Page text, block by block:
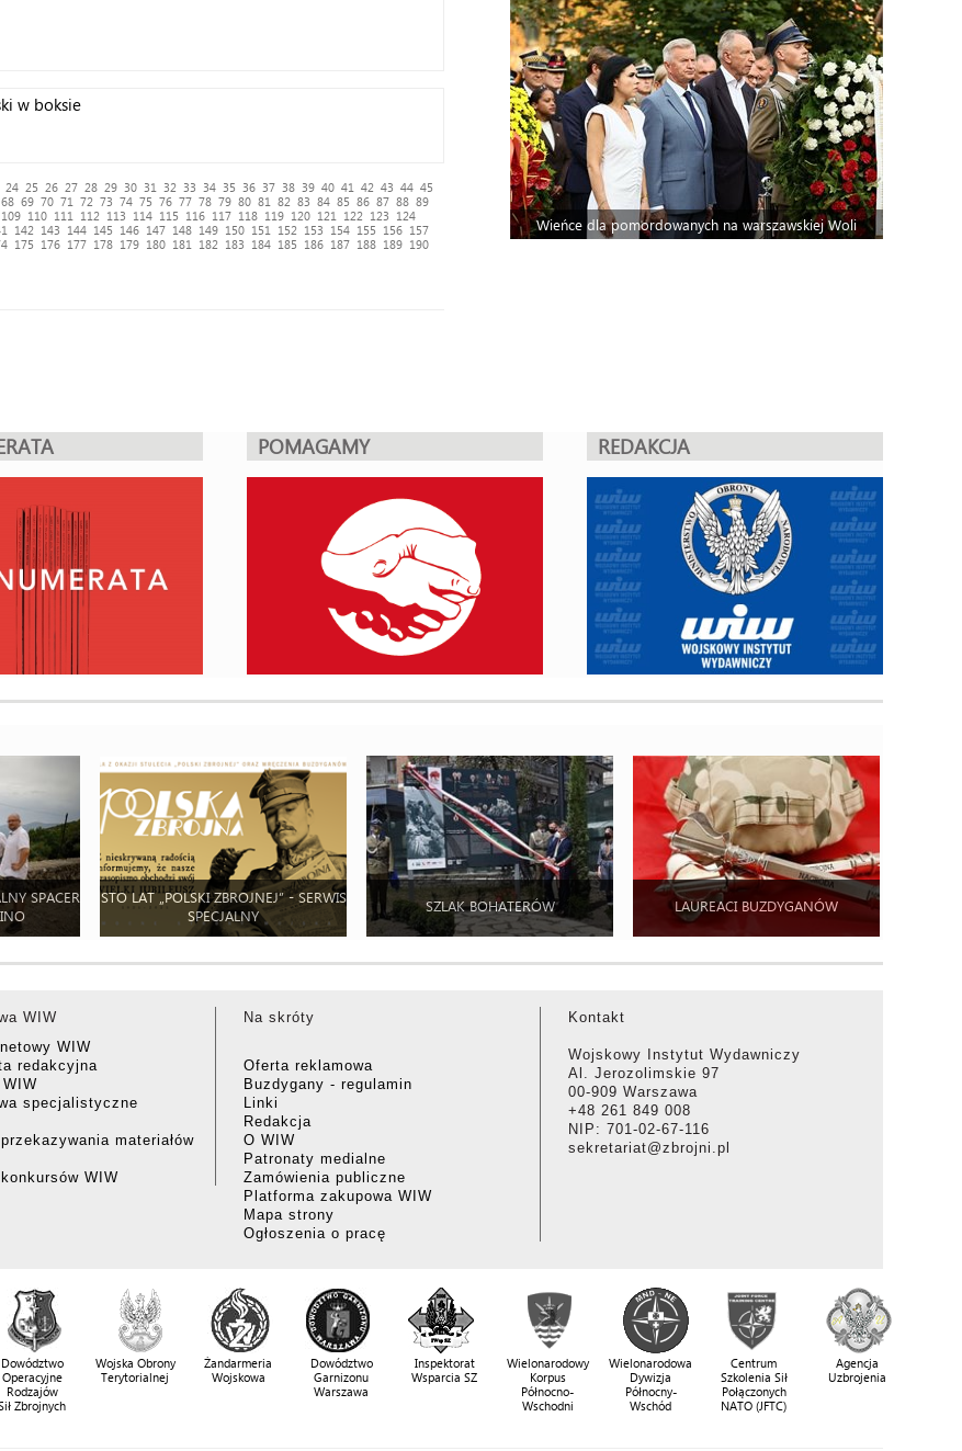
w boksie
24 25 26 27 28 29 30 31 32 33 34 35 36 37 38 39 40 41 42 43 44 45
68 69 70 71 72 73 74 75 76 77 78 79 80 81 82 83 84 85 86 87 88 89
109 110 111 112 113 114 115 116 117 118 119 120 121 122 123
124
142 143 144 145 146 147 148 149 150 151 152 153 154 155 156 157
175 176 177 178 179 180 181 182 183 184 185 186 187 188 189 190
Wieńce dla pomordowanych na warszawskiej Woli
POMAGAMY REDAKCJA
SPACER
STO LAT „POLSKI ZBROJNEJ” - SERWIS
SPECJALNY
SZLAK BOHATERÓW LAUREACI BUZDYGANÓW
WIW
WIW
redakcyjna
specjalistyczne
materiałów
WIW
Na skróty
Oferta reklamowa
Buzdygany - regulamin
Linki
Redakcja
O WIW
Patronaty medialne
Zamówienia publiczne
Platforma zakupowa WIW
Mapa strony
Ogłoszenia o pracę
Kontakt
Wojskowy Instytut Wydawniczy
Al. Jerozolimskie 97
00-909 Warszawa
+48 261 849 008
NIP: 701-02-67-116
sekretariat@zbrojni.pl
Dowództwo
Operacyjne
Rodzajów
Zbrojnych
Wojska Obrony
Terytorialnej
Żandarmeria
Wojskowa
Dowództwo
Garnizonu
Warszawa
Inspektorat
Wsparcia SZ
Wielonarodowy
Korpus
Północno-
Wschodni
Wielonarodowa
Dywizja
Północny-
Wschód
Centrum
Szkolenia Sił
Połączonych
NATO (JFTC)
Agencja
Uzbrojenia